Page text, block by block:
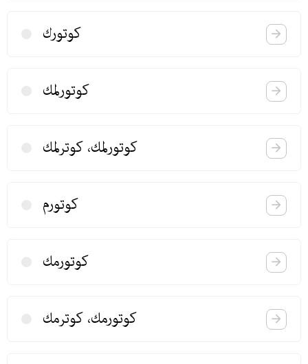
كوتورك
كوتورلمك
كوتورلمك، كوترلمك
كوتورم
كوتورمك
كوتورمك، كوترمك